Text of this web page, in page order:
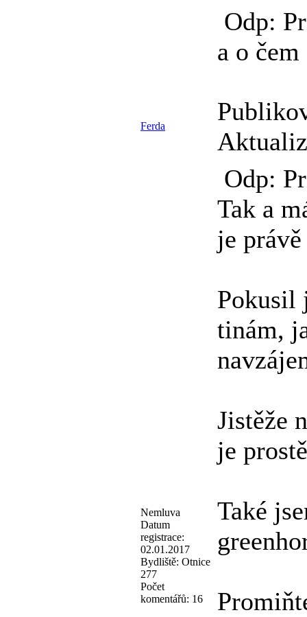
Odp:
a o
Ferda
Nemluva
Datum
registrace:
02.01.2017
Bydliště: Otnice
277
Počet
komentářů: 16
Odp:
Tak a
je
Pokusil
tinám,
Jistěže
je
Také